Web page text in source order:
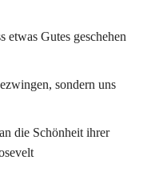
etwas Gutes geschehen
sondern uns
die Schönheit ihrer